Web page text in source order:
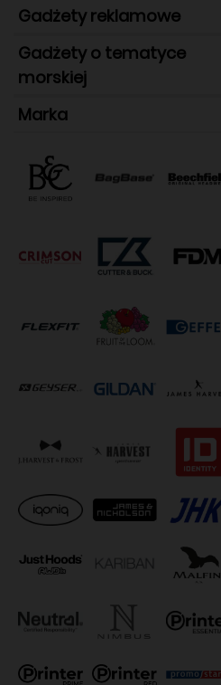
Gadżety reklamowe
Gadżety o tematyce
morskiej
Marka